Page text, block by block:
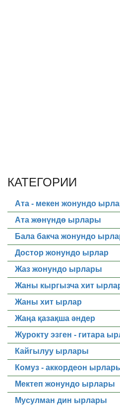
КАТЕГОРИИ
Ата - мекен жонундо
Ата жөнүндө ырлары
Бала бакча жонундо
Достор жонундо ырлар
Жаз жонундо ырлары
Жаны кыргызча хит
Жаны хит ырлар
Жаңа қазақша әндер
Журокту эзген - гитара
Кайгылуу ырлары
Комуз - аккордеон
Мектеп жонундо ырлары
Мусулман дин ырлары